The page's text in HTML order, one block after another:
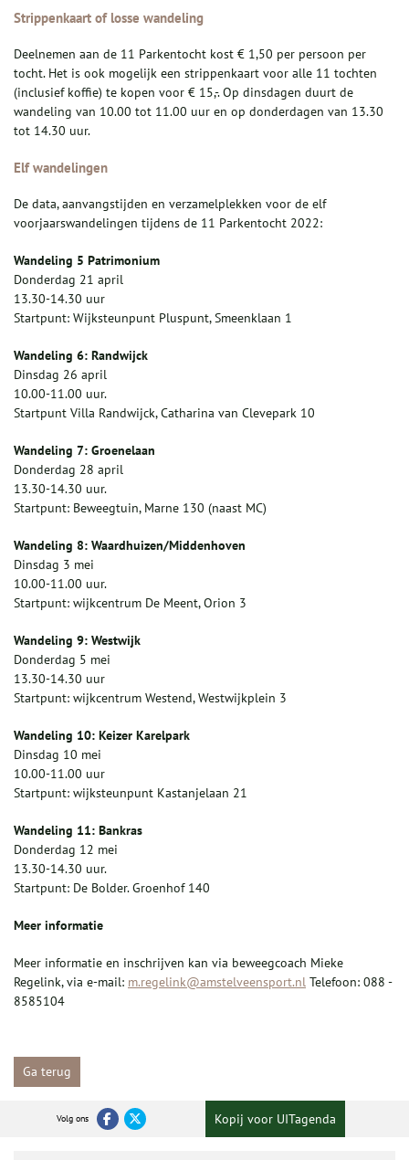
Strippenkaart of losse wandeling
Deelnemen aan de 11 Parkentocht kost € 1,50 per persoon per
tocht. Het is ook mogelijk een strippenkaart voor alle 11 tochten
(inclusief koffie) te kopen voor € 15,-. Op dinsdagen duurt de
wandeling van 10.00 tot 11.00 uur en op donderdagen van 13.30
tot 14.30 uur.
Elf wandelingen
De data, aanvangstijden en verzamelplekken voor de elf
voorjaarswandelingen tijdens de 11 Parkentocht 2022:
Wandeling 5 Patrimonium
Donderdag 21 april
13.30-14.30 uur
Startpunt: Wijksteunpunt Pluspunt, Smeenklaan 1
Wandeling 6: Randwijck
Dinsdag 26 april
10.00-11.00 uur.
Startpunt Villa Randwijck, Catharina van Clevepark 10
Wandeling 7: Groenelaan
Donderdag 28 april
13.30-14.30 uur.
Startpunt: Beweegtuin, Marne 130 (naast MC)
Wandeling 8: Waardhuizen/Middenhoven
Dinsdag 3 mei
10.00-11.00 uur.
Startpunt: wijkcentrum De Meent, Orion 3
Wandeling 9: Westwijk
Donderdag 5 mei
13.30-14.30 uur
Startpunt: wijkcentrum Westend, Westwijkplein 3
Wandeling 10: Keizer Karelpark
Dinsdag 10 mei
10.00-11.00 uur
Startpunt: wijksteunpunt Kastanjelaan 21
Wandeling 11: Bankras
Donderdag 12 mei
13.30-14.30 uur.
Startpunt: De Bolder. Groenhof 140
Meer informatie
Meer informatie en inschrijven kan via beweegcoach Mieke
Regelink, via e-mail: m.regelink@amstelveensport.nl Telefoon: 088 -
8585104
Ga terug
Volg ons Kopij voor UITagenda